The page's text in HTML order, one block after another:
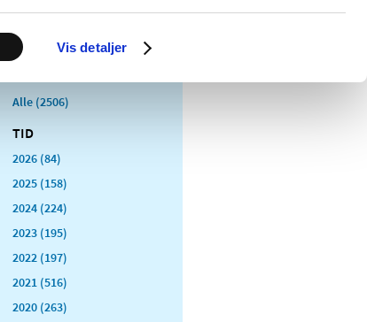
Vis detaljer
Alle (2506)
TID
2026 (84)
2025 (158)
2024 (224)
2023 (195)
2022 (197)
2021 (516)
2020 (263)